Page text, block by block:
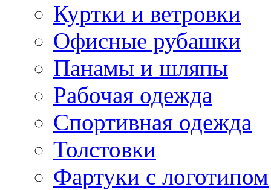
Куртки и ветровки
Офисные рубашки
Панамы и шляпы
Рабочая одежда
Спортивная одежда
Толстовки
Фартуки с логотипом